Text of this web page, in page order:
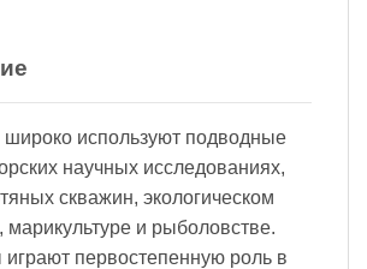
широко используют подводные
научных исследованиях,
скважин, экологическом
марикультуре и рыболовстве.
первостепенную роль в